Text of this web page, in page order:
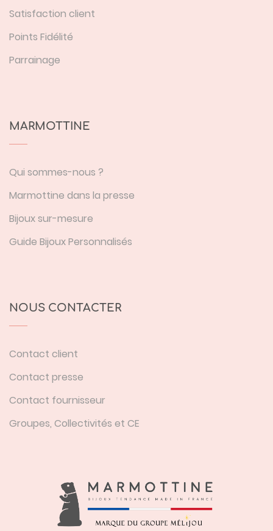
Satisfaction client
Points Fidélité
Parrainage
MARMOTTINE
Qui sommes-nous ?
Marmottine dans la presse
Bijoux sur-mesure
Guide Bijoux Personnalisés
NOUS CONTACTER
Contact client
Contact presse
Contact fournisseur
Groupes, Collectivités et CE